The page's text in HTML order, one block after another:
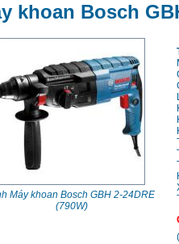
khoan Bosch
Máy khoan Bosch GBH 2-24DRE
(790W)
(